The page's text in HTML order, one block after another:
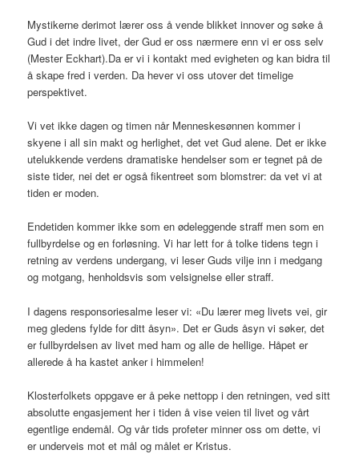
Mystikerne derimot lærer oss å vende blikket innover og søke å
Gud i det indre livet, der Gud er oss nærmere enn vi er oss selv
(Mester Eckhart).Da er vi i kontakt med evigheten og kan bidra til
å skape fred i verden. Da hever vi oss utover det timelige
perspektivet.
Vi vet ikke dagen og timen når Menneskesønnen kommer i
skyene i all sin makt og herlighet, det vet Gud alene. Det er ikke
utelukkende verdens dramatiske hendelser som er tegnet på de
siste tider, nei det er også fikentreet som blomstrer: da vet vi at
tiden er moden.
Endetiden kommer ikke som en ødeleggende straff men som en
fullbyrdelse og en forløsning. Vi har lett for å tolke tidens tegn i
retning av verdens undergang, vi leser Guds vilje inn i medgang
og motgang, henholdsvis som velsignelse eller straff.
I dagens responsoriesalme leser vi: «Du lærer meg livets vei, gir
meg gledens fylde for ditt åsyn». Det er Guds åsyn vi søker, det
er fullbyrdelsen av livet med ham og alle de hellige. Håpet er
allerede å ha kastet anker i himmelen!
Klosterfolkets oppgave er å peke nettopp i den retningen, ved sitt
absolutte engasjement her i tiden å vise veien til livet og vårt
egentlige endemål. Og vår tids profeter minner oss om dette, vi
er underveis mot et mål og målet er Kristus.